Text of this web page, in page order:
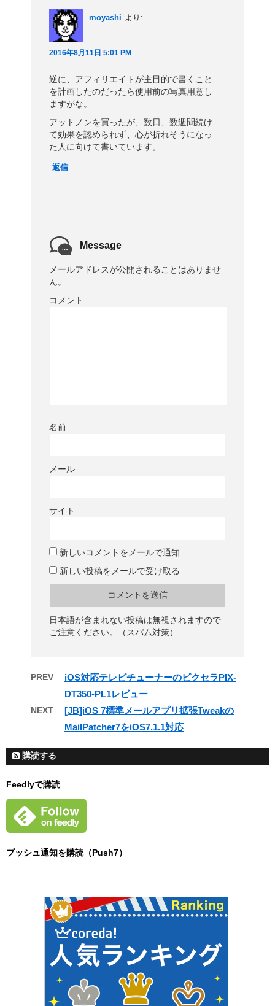
moyashi より:
2016年8月11日 5:01 PM
逆に、アフィリエイトが主目的で書くこと
を計画したのだったら使用前の写真用意し
ますがな。
アットノンを買ったが、数日、数週間続け
て効果を認められず、心が折れそうになっ
た人に向けて書いています。
返信
Message
メールアドレスが公開されることはありませ
ん。
コメント
名前
メール
サイト
新しいコメントをメールで通知
新しい投稿をメールで受け取る
日本語が含まれない投稿は無視されますので
ご注意ください。（スパム対策）
PREV
iOS対応テレビチューナーのピクセラPIX-
DT350-PL1レビュー
NEXT
[JB]iOS 7標準メールアプリ拡張Tweakの
MailPatcher7をiOS7.1.1対応
購読する
Feedlyで購読
プッシュ通知を購読（Push7）